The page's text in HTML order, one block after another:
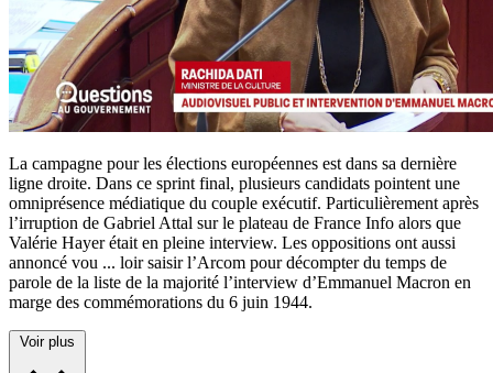
La campagne pour les élections européennes est dans sa dernière
ligne droite. Dans ce sprint final, plusieurs candidats pointent une
omniprésence médiatique du couple exécutif. Particulièrement après
l’irruption de Gabriel Attal sur le plateau de France Info alors que
Valérie Hayer était en pleine interview. Les oppositions ont aussi
annoncé vou ... loir saisir l’Arcom pour décompter du temps de
parole de la liste de la majorité l’interview d’Emmanuel Macron en
marge des commémorations du 6 juin 1944.
Voir plus